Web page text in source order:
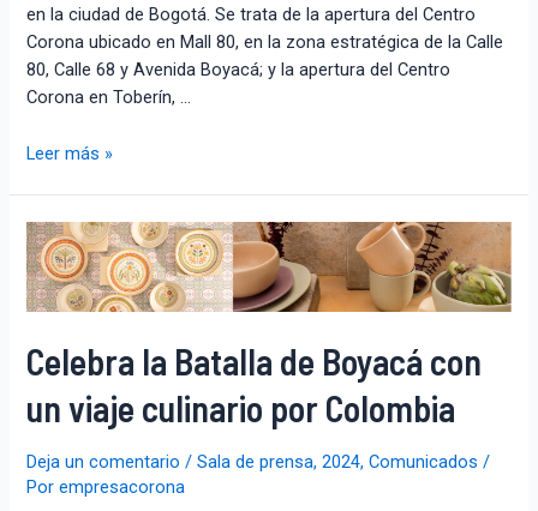
en la ciudad de Bogotá. Se trata de la apertura del Centro
Corona ubicado en Mall 80, en la zona estratégica de la Calle
80, Calle 68 y Avenida Boyacá; y la apertura del Centro
Corona en Toberín, …
Leer más »
Celebra la Batalla de Boyacá con
un viaje culinario por Colombia
Deja un comentario /Sala de prensa,2024,Comunicados /
Porempresacorona